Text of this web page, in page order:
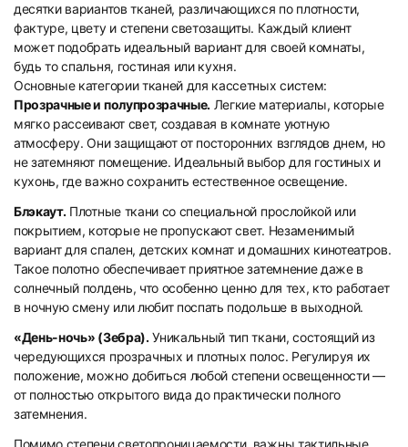
27 28
29 30
32
десятки вариантов тканей, различающихся по плотности,
фактуре, цвету и степени светозащиты. Каждый клиент
может подобрать идеальный вариант для своей комнаты,
будь то спальня, гостиная или кухня.
Основные категории тканей для кассетных систем:
Прозрачные и полупрозрачные. Легкие материалы, которые
мягко рассеивают свет, создавая в комнате уютную
атмосферу. Они защищают от посторонних взглядов днем, но
не затемняют помещение. Идеальный выбор для гостиных и
кухонь, где важно сохранить естественное освещение.
Блэкаут. Плотные ткани со специальной прослойкой или
покрытием, которые не пропускают свет. Незаменимый
вариант для спален, детских комнат и домашних кинотеатров.
Такое полотно обеспечивает приятное затемнение даже в
солнечный полдень, что особенно ценно для тех, кто работает
в ночную смену или любит поспать подольше в выходной.
«День-ночь» (Зебра). Уникальный тип ткани, состоящий из
чередующихся прозрачных и плотных полос. Регулируя их
положение, можно добиться любой степени освещенности —
от полностью открытого вида до практически полного
затемнения.